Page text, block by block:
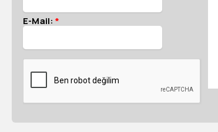
E-Mail: *